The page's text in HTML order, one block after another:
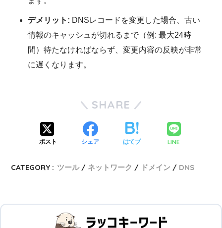
デメリット: DNSレコードを変更した場合、古い
情報のキャッシュが切れるまで（例: 最大24時
間）待たなければならず、変更内容の反映が非常
に遅くなります。
SHARE
ポスト シェア はてブ LINE
CATEGORY : ツール ネットワーク ドメイン DNS